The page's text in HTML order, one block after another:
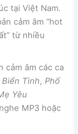
tại Việt Nam.
cảm âm “hot
từ nhiều
cảm âm các ca
Biển Tình, Phố
Yêu
MP3 hoặc